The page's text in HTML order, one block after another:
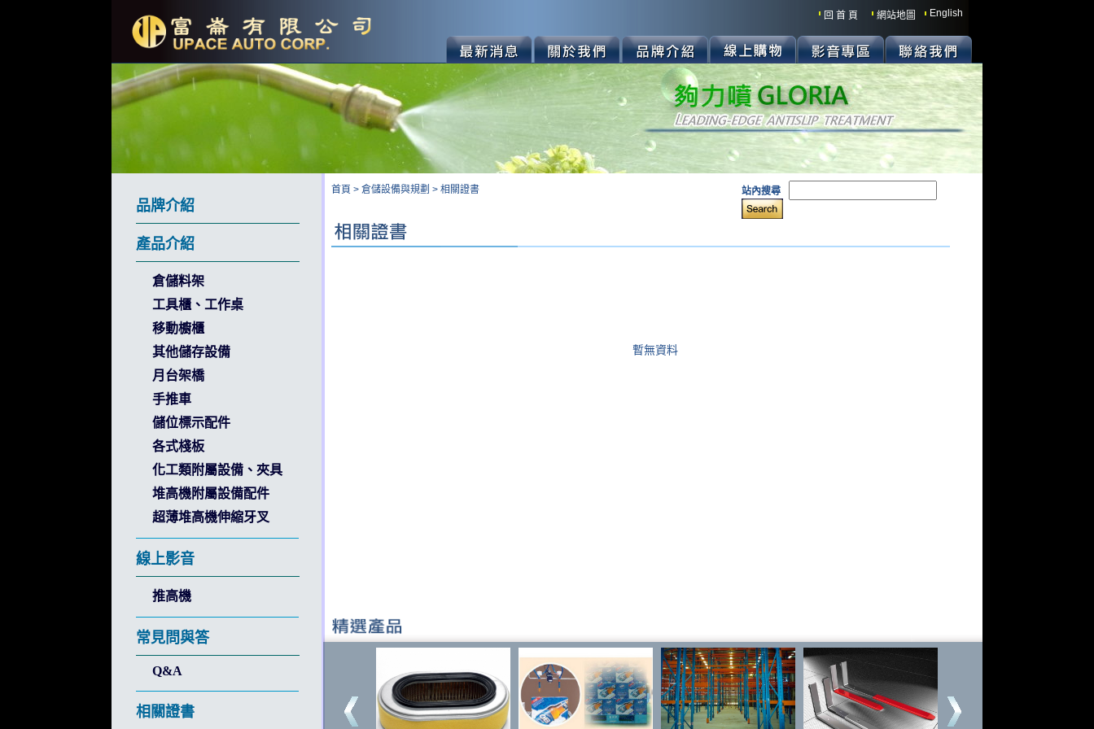
回 首 頁 網站地圖 English
品牌介紹
產品介紹
倉儲料架
工具櫃、工作桌
移動櫥櫃
其他儲存設備
月台架橋
手推車
儲位標示配件
各式棧板
化工類附屬設備、夾具
堆高機附屬設備配件
超薄堆高機伸縮牙叉
線上影音
推高機
常見問與答
Q&A
相關證書
首頁 > 倉儲設備與規劃 > 相關證書 站內搜尋
暫無資料